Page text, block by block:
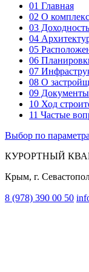
01 Главная
02 О
03 Доходность
04
05
06
07
08 О
09 Документы
10 Ход
11 Частые
Выбор по
КУРОРТНЫЙ
Крым, г.
8 (978) 390 00 50